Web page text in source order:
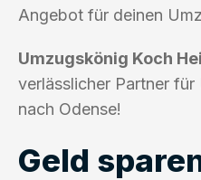
Angebot für deinen
Umzugskönig Koch
verlässlicher Partner
nach Odense!
Geld